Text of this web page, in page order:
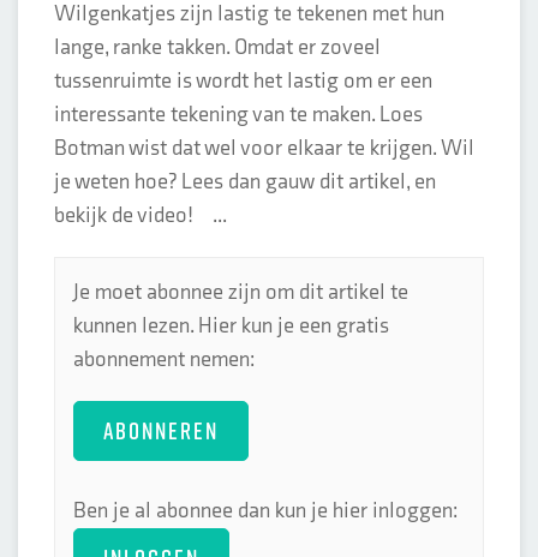
Wilgenkatjes zijn lastig te tekenen met hun
lange, ranke takken. Omdat er zoveel
tussenruimte is wordt het lastig om er een
interessante tekening van te maken. Loes
Botman wist dat wel voor elkaar te krijgen. Wil
je weten hoe? Lees dan gauw dit artikel, en
bekijk de video! ...
Je moet abonnee zijn om dit artikel te
kunnen lezen. Hier kun je een gratis
abonnement nemen:
ABONNEREN
Ben je al abonnee dan kun je hier inloggen: